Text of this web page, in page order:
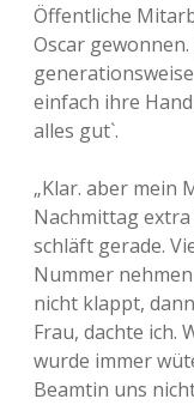
Öffentliche
Oscar
einfach ihre
alles gut`.
„Klar. aber mein
Nachmittag
schläft gerade.
Nummer
nicht klappt,
Frau, dachte ich.
wurde immer
Beamtin uns